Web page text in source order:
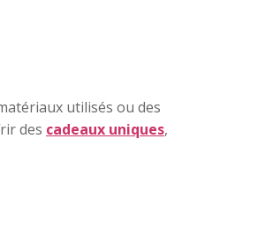
utilisés ou des
des cadeaux uniques,